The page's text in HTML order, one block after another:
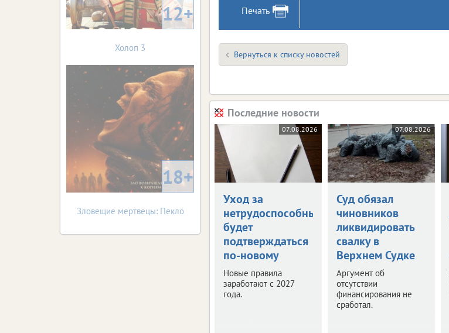
Печать
Вернуться к списку новостей
Последние новости
07.08.2026
Уход за
нетрудоспособными
будет
подтверждаться
по-новому
Новые правила
заработают с 2027
года.
07.08.2026
Суд обязал
чиновников
ликвидировать
свалку в
Верхнем Судке
Аргумент об
отсутствии
финансирования не
сработал.
12+
Холоп 3
18+
Зловещие мертвецы: Пекло